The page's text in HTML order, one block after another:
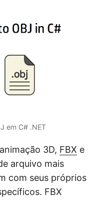
em C# .NET
3D, FBX e
arquivo mais
com seus próprios
FBX